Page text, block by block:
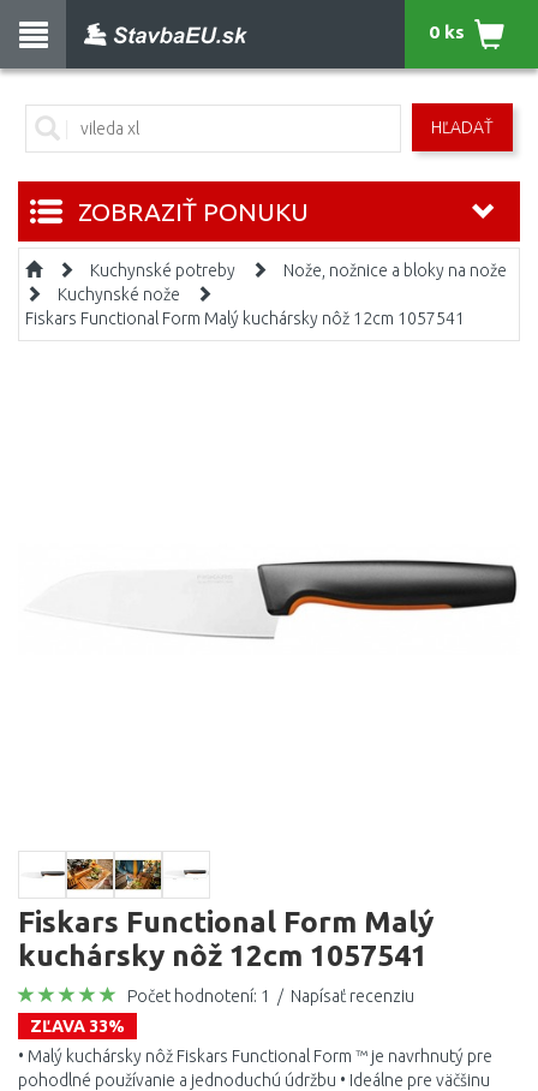
HĽADAŤ
0 ks
ZOBRAZIŤ PONUKU
Kuchynské potreby
Nože, nožnice a bloky na nože
Kuchynské nože
Fiskars Functional Form Malý kuchársky nôž 12cm 1057541
Fiskars Functional Form Malý
kuchársky nôž 12cm 1057541
Počet hodnotení: 1 / Napísať recenziu
ZĽAVA 33%
• Malý kuchársky nôž Fiskars Functional Form ™ je navrhnutý pre
pohodlné používanie a jednoduchú údržbu • Ideálne pre väčšinu